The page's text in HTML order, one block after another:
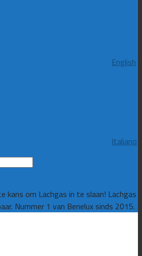
English
Italiano
kans om Lachgas in te slaan! Lachgas
Nummer 1 van Benelux sinds 2015.